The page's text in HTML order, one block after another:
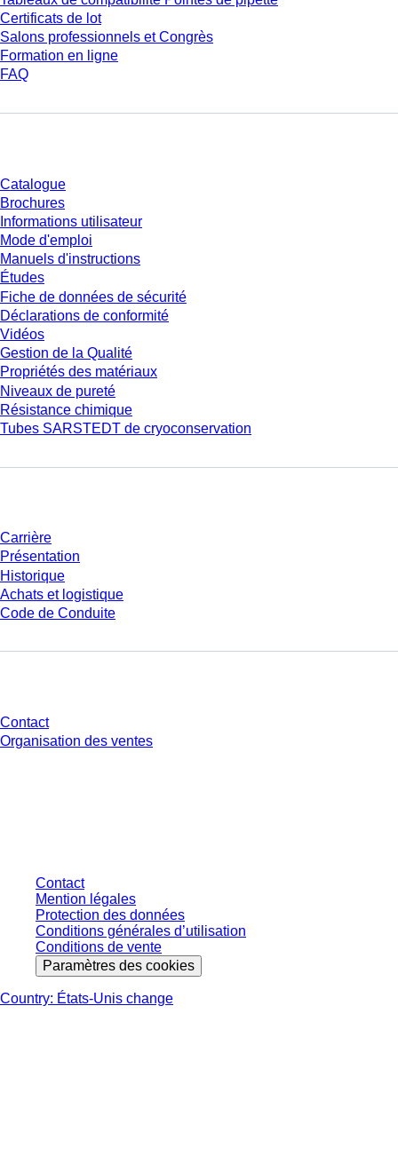
Certificats de lot
Salons professionnels et Congrès
Formation en ligne
FAQ
Catalogue
Brochures
Informations utilisateur
Mode d'emploi
Manuels d'instructions
Études
Fiche de données de sécurité
Déclarations de conformité
Vidéos
Gestion de la Qualité
Propriétés des matériaux
Niveaux de pureté
Résistance chimique
Tubes SARSTEDT de cryoconservation
Carrière
Présentation
Historique
Achats et logistique
Code de Conduite
Contact
Organisation des ventes
Contact
Mention légales
Protection des données
Conditions générales d’utilisation
Conditions de vente
Paramètres des cookies
Country: États-Unis change